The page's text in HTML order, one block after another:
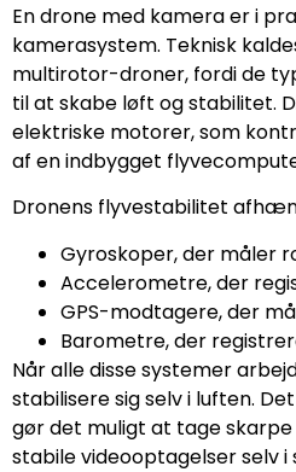
En drone med kamera er i
kamerasystem. Teknisk
multirotor-droner, fordi de
til at skabe løft og stabilitet.
elektriske motorer, som
af en indbygget
Dronens flyvestabilitet
Gyroskoper, der måler
Accelerometre, der
GPS-modtagere, der
Barometre, der
Når alle disse systemer
stabilisere sig selv i luften.
gør det muligt at tage
stabile videooptagelser selv i